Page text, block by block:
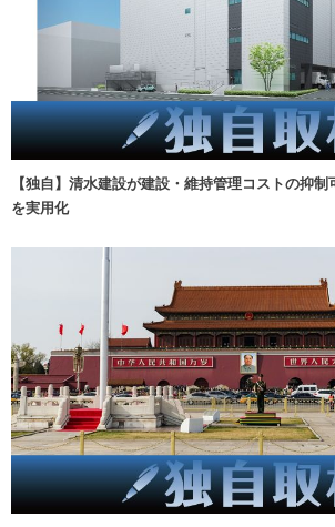
【独自】清水建設が建設・維持管理コストの抑
を実用化